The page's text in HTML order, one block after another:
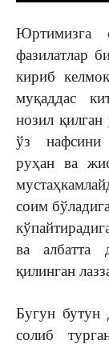
Юртимизга
фазилатлар
кириб
муқаддас
нозил
ўз нафсини
руҳан ва
соим
ва албатта
қилинган
Бугун бутун
солиб